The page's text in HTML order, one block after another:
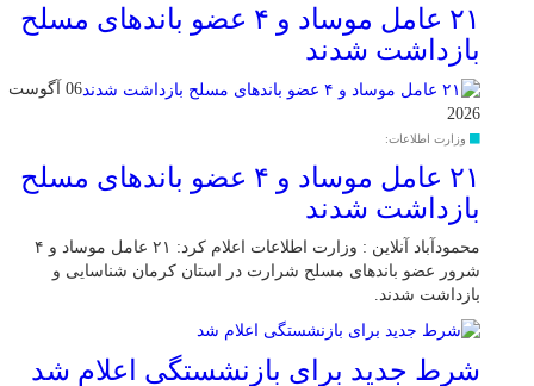
۲۱ عامل موساد و ۴ عضو باند‌های مسلح
بازداشت شدند
06 آگوست
2026
وزارت اطلاعات:
۲۱ عامل موساد و ۴ عضو باند‌های مسلح
بازداشت شدند
محمودآباد آنلاین : وزارت اطلاعات اعلام کرد: ۲۱ عامل موساد و ۴
شرور عضو باند‌های مسلح شرارت در استان کرمان شناسایی و
بازداشت شدند.
شرط جدید برای بازنشستگی اعلام شد